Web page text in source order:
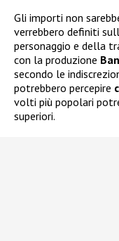
Gli importi non
verrebbero definiti
personaggio e della
con la produzione
secondo le
potrebbero percepire
volti più popolari
superiori.